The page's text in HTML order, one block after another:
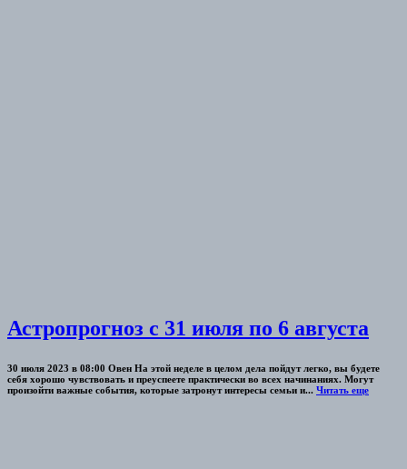
Астропрогноз с 31 июля по 6 августа
30 июля 2023 в 08:00 Овен На этой неделе в целом дела пойдут легко, вы будете
себя хорошо чувствовать и преуспеете практически во всех начинаниях. Могут
произойти важные события, которые затронут интересы семьи и... Читать еще